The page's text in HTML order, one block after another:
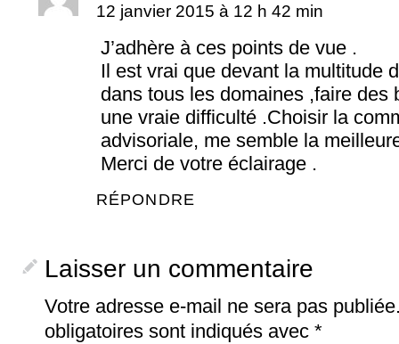
12 janvier 2015 à 12 h 42 min
J’adhère à ces points de vue .
Il est vrai que devant la multitude
dans tous les domaines ,faire des
une vraie difficulté .Choisir la
advisoriale, me semble la
Merci de votre éclairage .
RÉPONDRE
Laisser un commentaire
Votre adresse e-mail ne sera pas
obligatoires sont indiqués avec *